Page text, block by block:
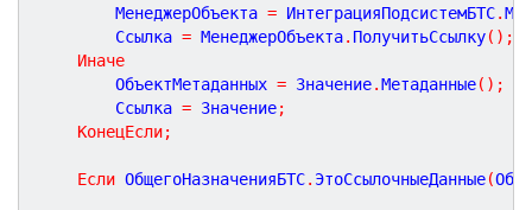
		МенеджерОбъекта
= ИнтеграцияПодсистемБТС.
		Ссылка
= МенеджерОбъекта. ПолучитьСсылку( ) ;
Иначе
		ОбъектМетаданных
= Значение.Метаданные( ) ;
		Ссылка
= Значение;
КонецЕсли;
Если ОбщегоНазначенияБТС. ЭтоСсылочныеДанные(